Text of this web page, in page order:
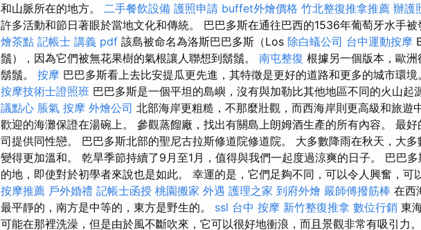
和山脈所在的地方。 二手餐飲設備 護照申請 buffet外燴價格 竹北整復推拿推薦 辦護
許多活動和節日著眼於當地文化和傳統。 巴巴多斯在通往巴西的1536年葡萄牙水手被
燴茶點 記帳士 講義 pdf 該島被命名為洛斯巴巴多斯（Los 除白蟻公司 台中運動按摩
鬚），因為它們被無花果樹的氣根讓人聯想到鬍鬚。 南屯整復 根據另一個版本，歐
鬍鬚。 按摩 巴巴多斯看上去比安提瓜更先進，其特徵是更好的道路和更多的城市環境
按摩技術士證照班 巴巴多斯是一個平坦的島嶼，沒有與加勒比其他地區不同的火山起
議點心 脹氣 按摩 外燴公司 北部海岸更粗糙，不那麼壯觀，而西海岸則更高級和旅遊
歡迎的海灘保證在湯碗上。 參觀蒸餾廠，找出有關島上朗姆酒生產的所有內容。 最
司提供同性戀。 巴巴多斯北部的聖尼古拉斯修道院修道院。 大多數降雨在秋天，大
變得更加溫和。 乾旱季節持續了9月至1月，值得與我們一起度過涼爽的日子。 巴巴多
的地，即使對於初學者來說也是如此。 幸運的是，它們足夠不同，可以令人興奮，可
按摩推薦 戶外婚禮 記帳士函授 桃園搬家 外遇 護理之家 到府外燴 嚴師傅撥筋棒 在西
最平靜的，南方是中等的，東方是野生的。 ssl 台中 按摩 新竹整復推拿 數位行銷 東
可能在那裡洗澡，但是由於風不斷吹來，它可以很好地衝浪，而且景觀非常有吸引力。